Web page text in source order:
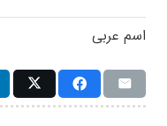
اسم عربی